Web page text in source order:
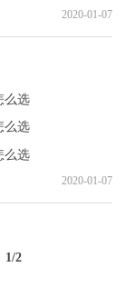
2020-01-07
2020-01-07
1/2